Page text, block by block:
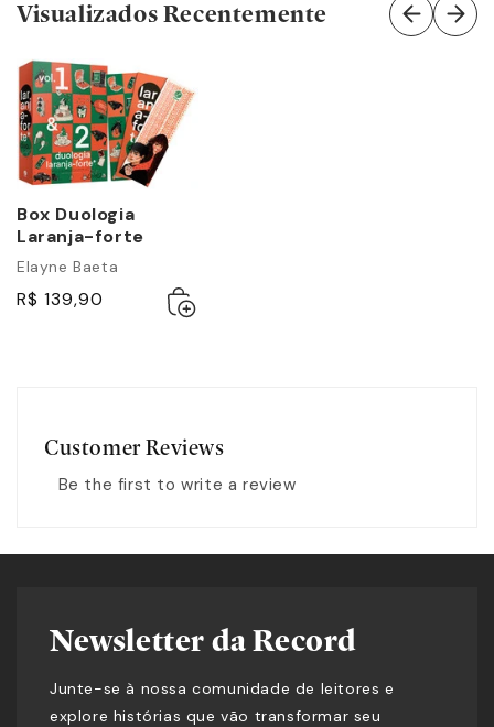
Visualizados Recentemente
Box Duologia
Laranja-forte
Elayne Baeta
R$ 139,90
Adicionar
ao
Esgotado
Customer Reviews
Be the first to write a review
Newsletter da Record
Junte-se à nossa comunidade de leitores e
explore histórias que vão transformar seu